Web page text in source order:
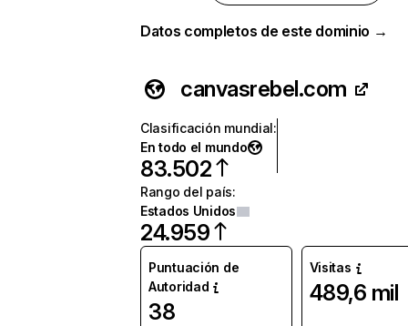
Datos completos de este dominio →
canvasrebel.com
Clasificación mundial:
En todo el mundo
83.502
Rango del país:
Estados Unidos
24.959
Puntuación de
Autoridad
38
Visitas
489,6 mil